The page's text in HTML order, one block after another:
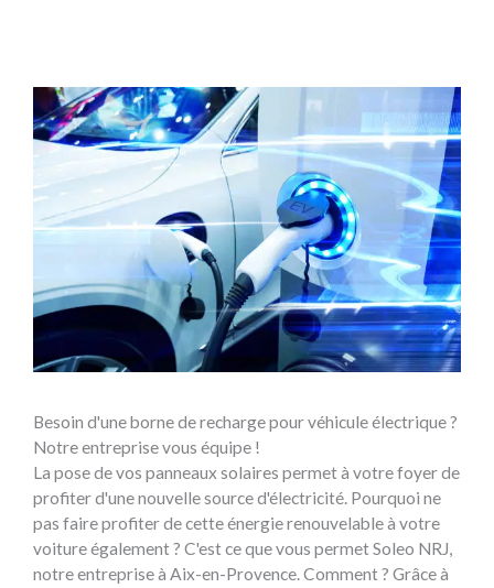
Besoin d'une borne de recharge pour véhicule électrique ?
Notre entreprise vous équipe !
La pose de vos panneaux solaires permet à votre foyer de
profiter d'une nouvelle source d'électricité. Pourquoi ne
pas faire profiter de cette énergie renouvelable à votre
voiture également ? C'est ce que vous permet Soleo NRJ,
notre entreprise à Aix-en-Provence. Comment ? Grâce à